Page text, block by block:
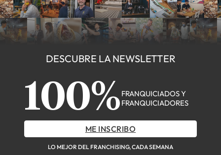
DESCUBRE LA NEWSLETTER
100% FRANQUICIADOS Y
FRANQUICIADORES
ME INSCRIBO
LO MEJOR DEL FRANCHISING, CADA SEMANA